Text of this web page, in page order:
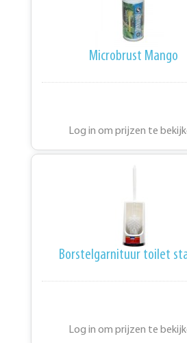
Microbrust Mango
Log in om prijzen te
Borstelgarnituur toilet
Log in om prijzen te